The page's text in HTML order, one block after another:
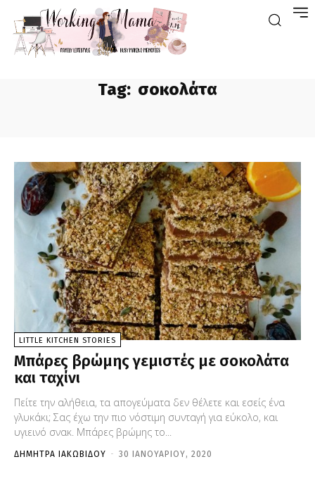
Tag: σοκολάτα
LITTLE KITCHEN STORIES
Μπάρες βρώμης γεμιστές με σοκολάτα
και ταχίνι
Πείτε την αλήθεια, τα απογεύματα δεν θέλετε και εσείς ένα
γλυκάκι; Σας έχω την πιο νόστιμη συνταγή για εύκολο, και
υγιεινό σνακ. Μπάρες βρώμης το...
ΔΉΜΗΤΡΑ ΙΑΚΩΒΊΔΟΥ - 30 ΙΑΝΟΥΑΡΊΟΥ, 2020